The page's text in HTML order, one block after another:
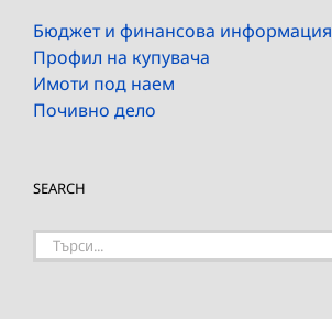
Бюджет и финансова информация
Профил на купувача
Имоти под наем
Почивно дело
SEARCH
Търсене